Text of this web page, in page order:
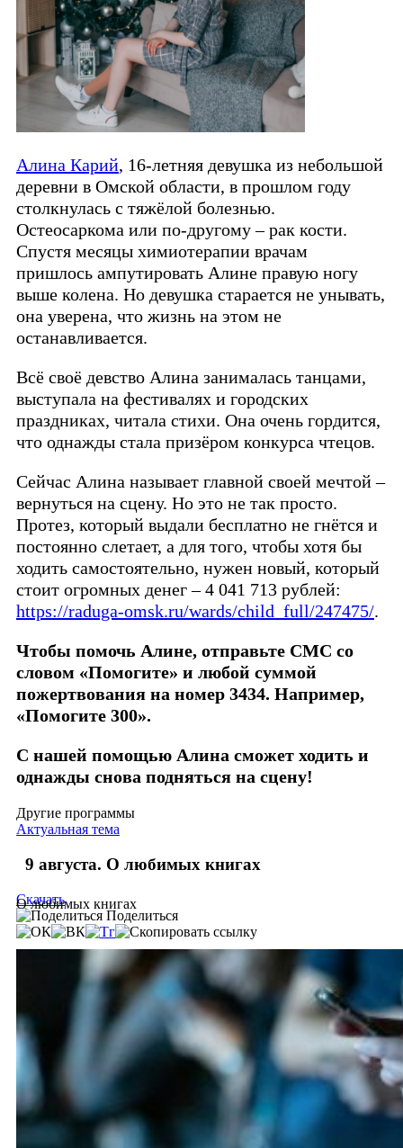
Алина Карий, 16-летняя девушка из небольшой
деревни в Омской области, в прошлом году
столкнулась с тяжёлой болезнью.
Остеосаркома или по-другому – рак кости.
Спустя месяцы химиотерапии врачам
пришлось ампутировать Алине правую ногу
выше колена. Но девушка старается не унывать,
она уверена, что жизнь на этом не
останавливается.
Всё своё девство Алина занималась танцами,
выступала на фестивалях и городских
праздниках, читала стихи. Она очень гордится,
что однажды стала призёром конкурса чтецов.
Сейчас Алина называет главной своей мечтой –
вернуться на сцену. Но это не так просто.
Протез, который выдали бесплатно не гнётся и
постоянно слетает, а для того, чтобы хотя бы
ходить самостоятельно, нужен новый, который
стоит огромных денег – 4 041 713 рублей:
https://raduga-omsk.ru/wards/child_full/247475/.
Чтобы помочь Алине, отправьте СМС со
словом «Помогите» и любой суммой
пожертвования на номер 3434. Например,
«Помогите 300».
С нашей помощью Алина сможет ходить и
однажды снова подняться на сцену!
Другие программы
Актуальная тема
9 августа. О любимых книгах
О любимых книгах
Скачать
Поделиться